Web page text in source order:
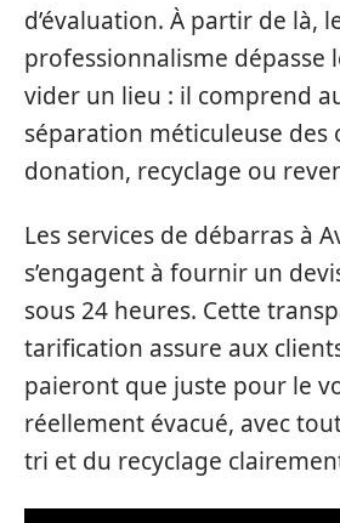
d’évaluation. À partir de là,
professionnalisme dépasse
vider un lieu : il comprend
séparation méticuleuse des
donation, recyclage ou
Les services de débarras à
s’engagent à fournir un
sous 24 heures. Cette
tarification assure aux
paieront que juste pour le
réellement évacué, avec
tri et du recyclage